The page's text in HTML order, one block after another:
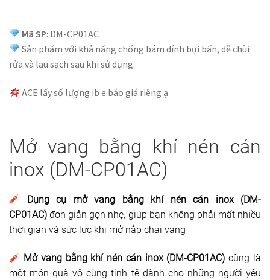
Mã SP: DM-CP01AC
Sản phẩm với khả năng chống bám dính bụi bẩn, dễ chùi
rửa và lau sạch sau khi sử dụng.
ACE lấy số lượng ib e báo giá riêng ạ
Mở vang bằng khí nén cán
inox (DM-CP01AC)
Dụng cụ mở vang bằng khí nén cán inox (DM-
CP01AC) đơn giản gọn nhẹ, giúp bạn không phải mất nhiều
thời gian và sức lực khi mở nắp chai vang
Mở vang bằng khí nén cán inox (DM-CP01AC) cũng là
một món quà vô cùng tinh tế dành cho những người yêu